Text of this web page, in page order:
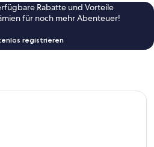
Rabatte und Vorteile
für noch mehr Abenteuer!
registrieren